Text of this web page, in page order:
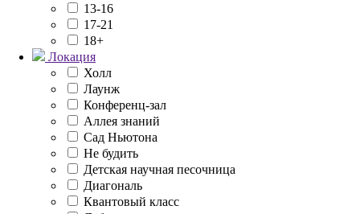
13-16
17-21
18+
Локация
Холл
Лаунж
Конференц-зал
Аллея знаний
Сад Ньютона
Не будить
Детская научная песочница
Диагональ
Квантовый класс